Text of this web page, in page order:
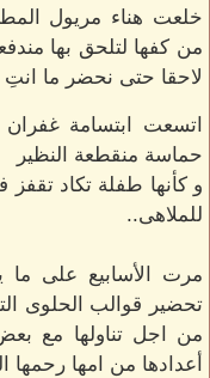
خلعت هناء مريول
من كفها لتلحق بها
لاحقا حتى نحضر ما انتِ
اتسعت ابتسامة
حماسة منقطعة النظير
و كأنها طفلة تكاد تقفز
للملاهى..
مرت الأسابيع على ما
تحضير قوالب الحلوى
من اجل تناولها مع
أعدادها من امها رحمها